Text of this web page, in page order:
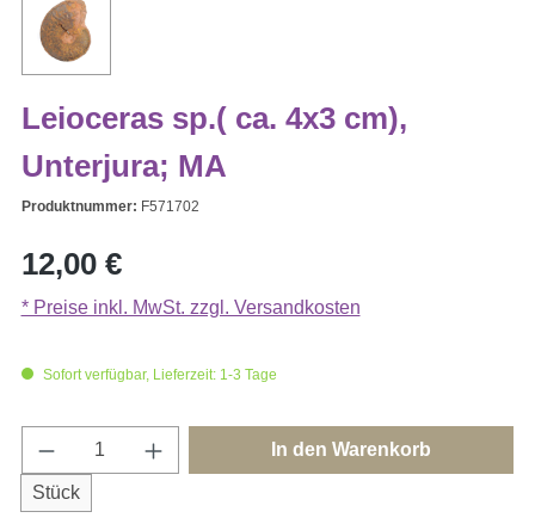
Leioceras sp.( ca. 4x3 cm),
Unterjura; MA
Produktnummer: F571702
Regulärer Preis:
12,00 €
* Preise inkl. MwSt. zzgl. Versandkosten
Sofort verfügbar, Lieferzeit: 1-3 Tage
Produkt Anzahl: Gib den gewünschten
Stück
In den Warenkorb